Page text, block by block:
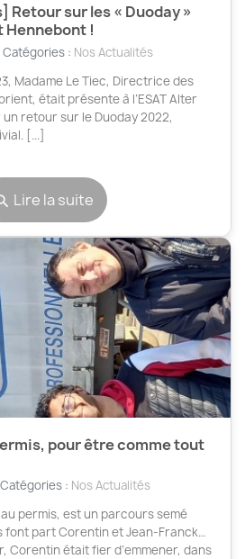
Retour sur les « Duoday »
Hennebont !
: Nos Actualités
Madame Le Tiec, Directrice des
était présente à l’ESAT Alter
retour sur le Duoday 2022,
[...]
Lire la suite
pour être comme tout
: Nos Actualités
permis, est un parcours semé
font part Corentin et Jean-Franck…
Corentin était fier d’emmener, dans